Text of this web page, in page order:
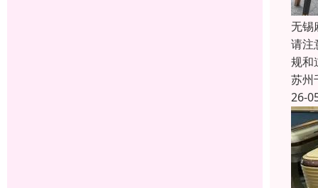
无锡
请注
规和
苏州
26-